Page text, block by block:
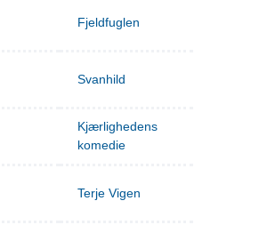
Fjeldfuglen
Svanhild
Kjærlighedens
komedie
Terje Vigen